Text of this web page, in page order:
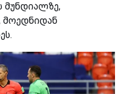
მუნდიალზე,
მოედნიდან